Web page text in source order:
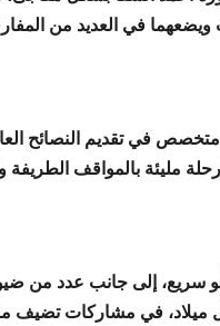
في العديد من
في تقديم النصائح
مليئة بالمواقف الطريفة
سريع، إلى جانب عدد من
ميلاد، في مشاركات تضيف